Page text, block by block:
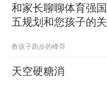
和家长聊聊体育强
五规划和您孩子的
教孩子跑步的峰哥
天空硬糖消